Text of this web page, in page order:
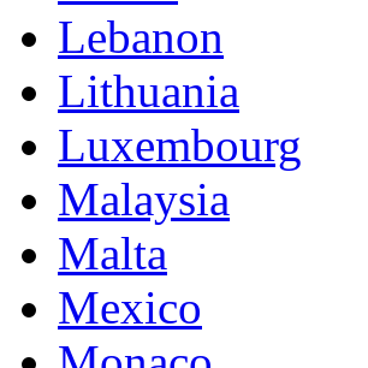
Lebanon
Lithuania
Luxembourg
Malaysia
Malta
Mexico